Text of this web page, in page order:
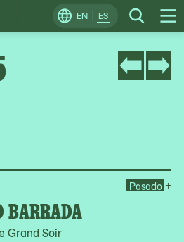
EN ES Search
Change
Locale
BARRADA
Grand Soir
Pasado +